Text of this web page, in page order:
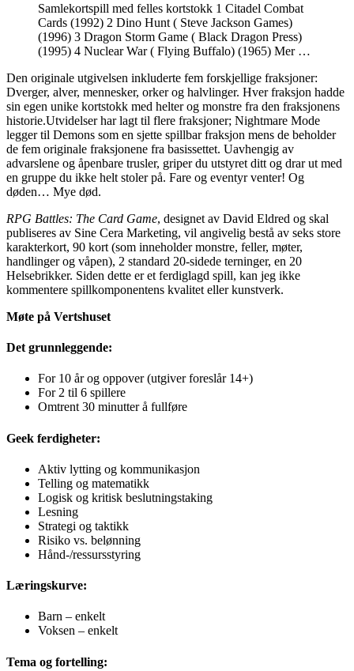
Samlekortspill med felles kortstokk 1 Citadel Combat
Cards (1992) 2 Dino Hunt ( Steve Jackson Games)
(1996) 3 Dragon Storm Game ( Black Dragon Press)
(1995) 4 Nuclear War ( Flying Buffalo) (1965) Mer …
Den originale utgivelsen inkluderte fem forskjellige fraksjoner:
Dverger, alver, mennesker, orker og halvlinger. Hver fraksjon hadde
sin egen unike kortstokk med helter og monstre fra den fraksjonens
historie.Utvidelser har lagt til flere fraksjoner; Nightmare Mode
legger til Demons som en sjette spillbar fraksjon mens de beholder
de fem originale fraksjonene fra basissettet. Uavhengig av
advarslene og åpenbare trusler, griper du utstyret ditt og drar ut med
en gruppe du ikke helt stoler på. Fare og eventyr venter! Og
døden… Mye død.
RPG Battles: The Card Game, designet av David Eldred og skal
publiseres av Sine Cera Marketing, vil angivelig bestå av seks store
karakterkort, 90 kort (som inneholder monstre, feller, møter,
handlinger og våpen), 2 standard 20-sidede terninger, en 20
Helsebrikker. Siden dette er et ferdiglagd spill, kan jeg ikke
kommentere spillkomponentens kvalitet eller kunstverk.
Møte på Vertshuset
Det grunnleggende:
For 10 år og oppover (utgiver foreslår 14+)
For 2 til 6 spillere
Omtrent 30 minutter å fullføre
Geek ferdigheter:
Aktiv lytting og kommunikasjon
Telling og matematikk
Logisk og kritisk beslutningstaking
Lesning
Strategi og taktikk
Risiko vs. belønning
Hånd-/ressursstyring
Læringskurve:
Barn – enkelt
Voksen – enkelt
Tema og fortelling: